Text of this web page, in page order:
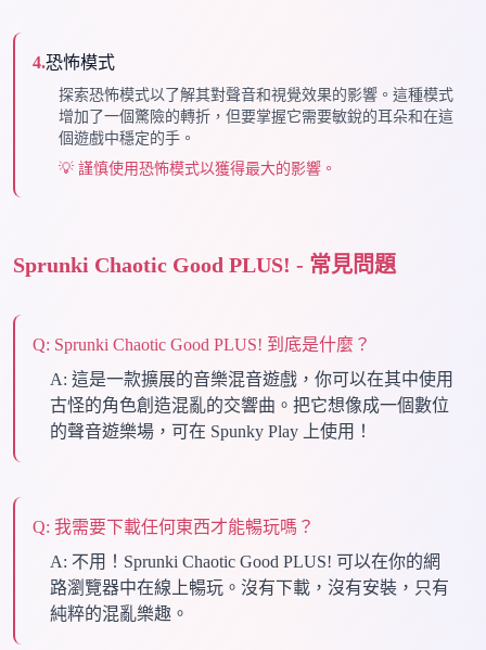
4.恐怖模式
探索恐怖模式以了解其對聲音和視覺效果的影響。這種模式
增加了一個驚險的轉折，但要掌握它需要敏銳的耳朵和在這
個遊戲中穩定的手。
💡 謹慎使用恐怖模式以獲得最大的影響。
Sprunki Chaotic Good PLUS! - 常見問題
Q: Sprunki Chaotic Good PLUS! 到底是什麼？
A: 這是一款擴展的音樂混音遊戲，你可以在其中使用
古怪的角色創造混亂的交響曲。把它想像成一個數位
的聲音遊樂場，可在 Spunky Play 上使用！
Q: 我需要下載任何東西才能暢玩嗎？
A: 不用！Sprunki Chaotic Good PLUS! 可以在你的網
路瀏覽器中在線上暢玩。沒有下載，沒有安裝，只有
純粹的混亂樂趣。